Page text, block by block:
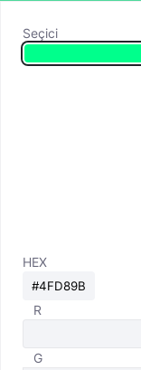
Seçici
HEX
R
G